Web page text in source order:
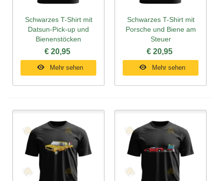
Schwarzes T-Shirt mit
Datsun-Pick-up und
Bienenstöcken
€ 20,95
Mehr sehen
Schwarzes T-Shirt mit
Porsche und Biene am
Steuer
€ 20,95
Mehr sehen